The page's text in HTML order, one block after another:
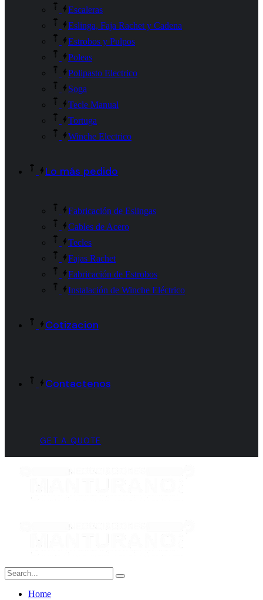
Escaleras
Eslinga, Faja Rachet y Cadena
Estrobos y Pulpos
Poleas
Polipasto Electrico
Soga
Tecle Manual
Tortuga
Winche Electrico
Lo más pedido
Fabricación de Eslingas
Cables de Acero
Tecles
Fajas Rachet
Fabricación de Estrobos
Instalación de Winche Eléctrico
Cotizacion
Contactenos
GET A QUOTE
Home